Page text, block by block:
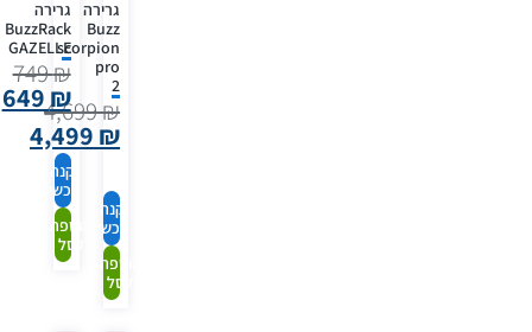
גרירה
Buzz
scorpion
pro
2
4,699₪
4,499 ₪
קנה
עכשיו
הוספה
לסל
גרירה
BuzzRack
GAZELLE
749₪
649₪
קנה
עכשיו
הוספה
לסל